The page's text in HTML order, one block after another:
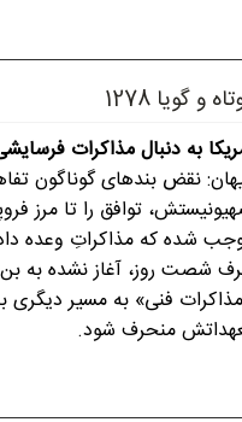
و گویا 1278
به دنبال مذاکرات
نقض بندهای گوناگون
توافق را تا مرز
شده که مذاکراتِ وعده
شصت روز، آغاز نشده به
فنی» به مسیر دیگری
منحرف شود.